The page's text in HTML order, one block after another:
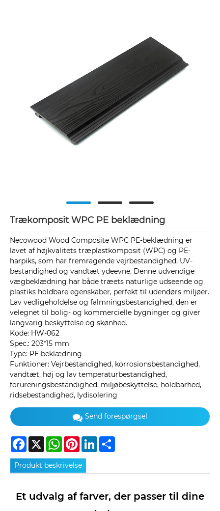
Trækomposit WPC PE beklædning
Necowood Wood Composite WPC PE-beklædning er
lavet af højkvalitets træplastkomposit (WPC) og PE-
harpiks, som har fremragende vejrbestandighed, UV-
bestandighed og vandtæt ydeevne. Denne udvendige
vægbeklædning har både træets naturlige udseende og
plastiks holdbare egenskaber, perfekt til udendørs miljøer.
Lav vedligeholdelse og falmningsbestandighed, den er
velegnet til bolig- og kommercielle bygninger og giver
langvarig beskyttelse og skønhed.
Kode: HW-062
Spec.: 203*15 mm
Type: PE beklædning
Funktioner: Vejrbestandighed, korrosionsbestandighed,
vandtæt, høj og lav temperaturbestandighed,
forureningsbestandighed, miljøbeskyttelse, holdbarhed,
ridsebestandighed, lydisolering
Send forespørgsel
Facebook
X WhatsAppPinterestLinkedIn
Produkt beskrivelse
Et udvalg af farver, der passer til dine